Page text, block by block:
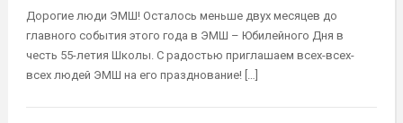
Дорогие люди ЭМШ! Осталось меньше двух месяцев до
главного события этого года в ЭМШ – Юбилейного Дня в
честь 55-летия Школы. С радостью приглашаем всех-всех-
всех людей ЭМШ на его празднование! […]